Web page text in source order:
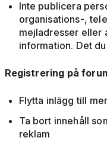
Inte publicera
organisations-,
mejladresser eller
information. Det
Registrering på
Flytta inlägg till
Ta bort innehåll
reklam